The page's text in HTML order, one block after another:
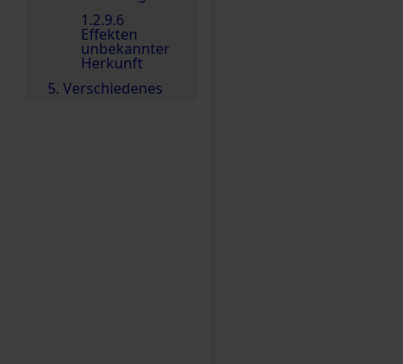
1.2.9.6
Effekten
unbekannter
Herkunft
5. Verschiedenes